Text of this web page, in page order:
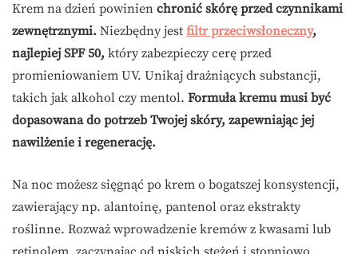
Krem na dzień powinien chronić skórę przed czynnikami
zewnętrznymi. Niezbędny jest filtr przeciwsłoneczny,
najlepiej SPF 50, który zabezpieczy cerę przed
promieniowaniem UV. Unikaj drażniących substancji,
takich jak alkohol czy mentol. Formuła kremu musi być
dopasowana do potrzeb Twojej skóry, zapewniając jej
nawilżenie i regenerację.
Na noc możesz sięgnąć po krem o bogatszej konsystencji,
zawierający np. alantoinę, pantenol oraz ekstrakty
roślinne. Rozważ wprowadzenie kremów z kwasami lub